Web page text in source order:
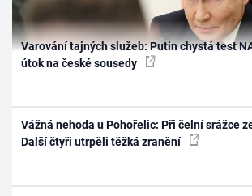
Varování tajných služeb: Putin chystá test
útok na české sousedy
Vážná nehoda u Pohořelic: Při čelní srážce
Další čtyři utrpěli těžká zranění